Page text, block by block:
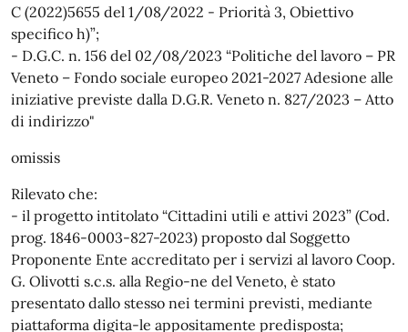
C (2022)5655 del 1/08/2022 - Priorità 3, Obiettivo
specifico h)”;
- D.G.C. n. 156 del 02/08/2023 “Politiche del lavoro – PR
Veneto – Fondo sociale europeo 2021-2027 Adesione alle
iniziative previste dalla D.G.R. Veneto n. 827/2023 – Atto
di indirizzo"
omissis
Rilevato che:
- il progetto intitolato “Cittadini utili e attivi 2023” (Cod.
prog. 1846-0003-827-2023) proposto dal Soggetto
Proponente Ente accreditato per i servizi al lavoro Coop.
G. Olivotti s.c.s. alla Regio-ne del Veneto, è stato
presentato dallo stesso nei termini previsti, mediante
piattaforma digita-le appositamente predisposta;